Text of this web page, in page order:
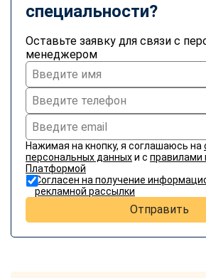
специальности?
Оставьте заявку для связи с
менеджером
Нажимая на кнопку, я соглашаюсь на
персональных данныхи с правилами
Платформой
Согласен на получение
рекламной рассылки
Отправить